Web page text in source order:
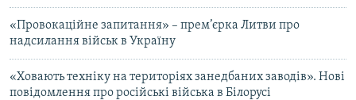
«Провокаційне запитання» – прем’єрка Литви про
надсилання військ в Україну
«Ховають техніку на територіях занедбаних заводів». Нові
повідомлення про російські війська в Білорусі